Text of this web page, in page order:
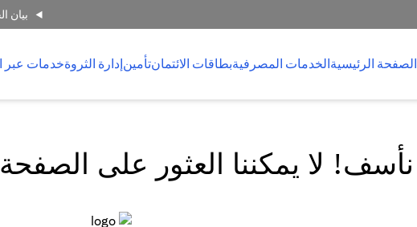
بيان
الصفحة الرئيسيةالخدمات المصرفيةبطاقات الائتمانتأمينإدارة الثروةخدمات عبر
نأسف! لا يمكننا العثور على